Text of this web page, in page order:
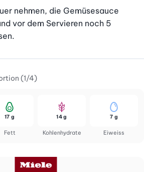
nehmen, die Gemüsesauce
vor dem Servieren noch 5
(1/4)
Fett
17 g
Kohlenhydrate
14 g
Eiweiss
7 g